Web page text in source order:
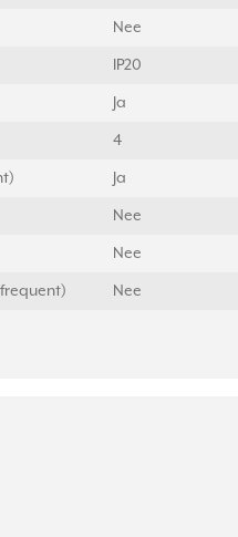
Nee
IP20
Ja
4
Ja
Nee
Nee
Nee